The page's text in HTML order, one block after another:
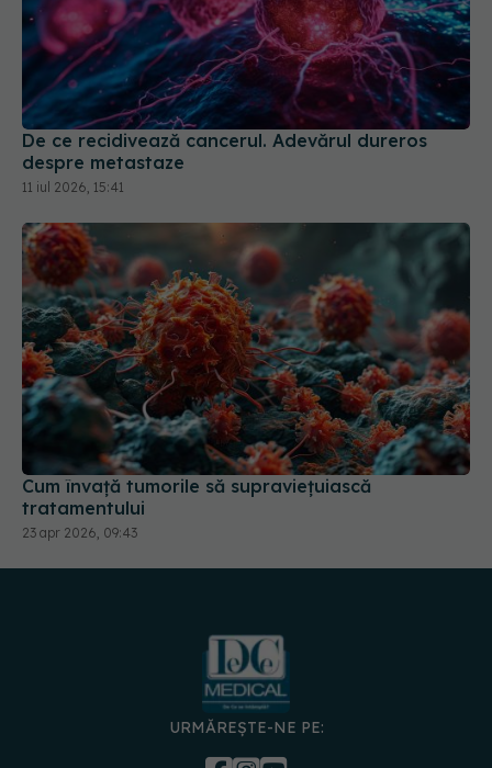
De ce recidivează cancerul. Adevărul dureros
despre metastaze
11 iul 2026, 15:41
Cum învață tumorile să supraviețuiască
tratamentului
23 apr 2026, 09:43
URMĂREȘTE-NE PE: